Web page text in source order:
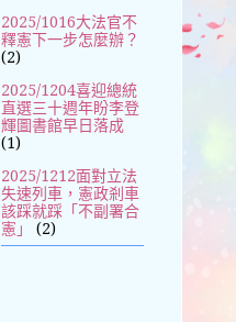
2025/1016大法官不
釋憲下一步怎麼辦？
(2)
2025/1204喜迎總統
直選三十週年盼李登
輝圖書館早日落成
(1)
2025/1212面對立法
失速列車，憲政剎車
該踩就踩「不副署合
憲」
(2)